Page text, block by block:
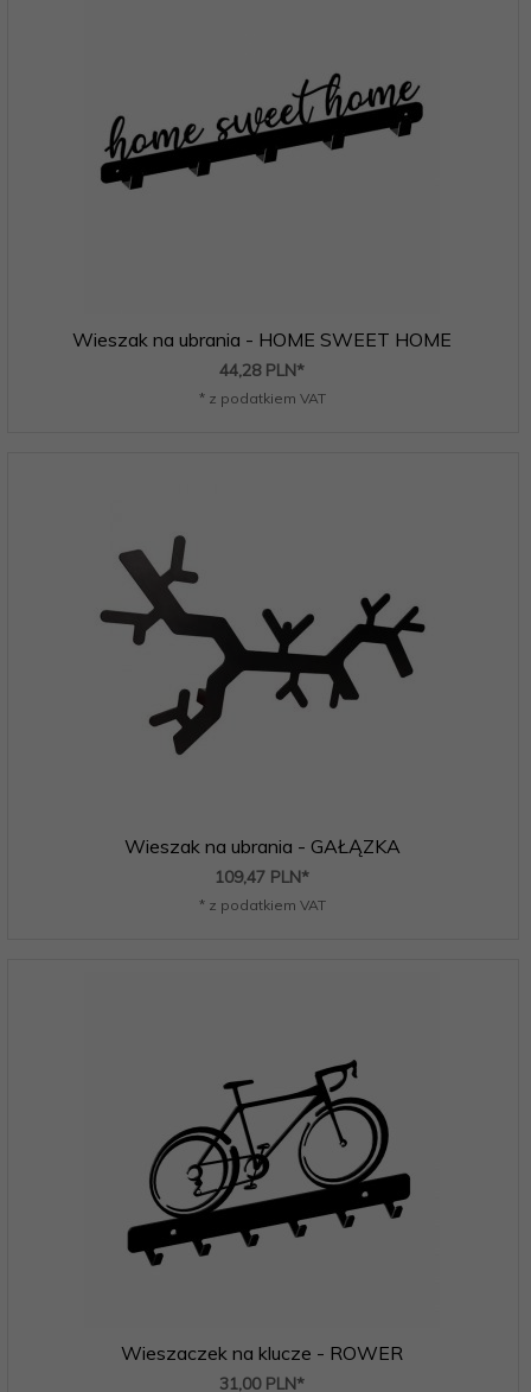
Wieszak na ubrania - HOME SWEET HOME
44,28 PLN*
* z podatkiem VAT
Wieszak na ubrania - GAŁĄZKA
109,47 PLN*
* z podatkiem VAT
Wieszaczek na klucze - ROWER
31,00 PLN*